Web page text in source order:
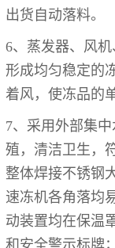
出货自动落料。
6、蒸发器、风机
形成均匀稳定的
着风，使冻品的
7、采用外部集
殖，清洁卫生，
整体焊接不锈钢
速冻机各角落均
动装置均在保温
和安全警示标牌